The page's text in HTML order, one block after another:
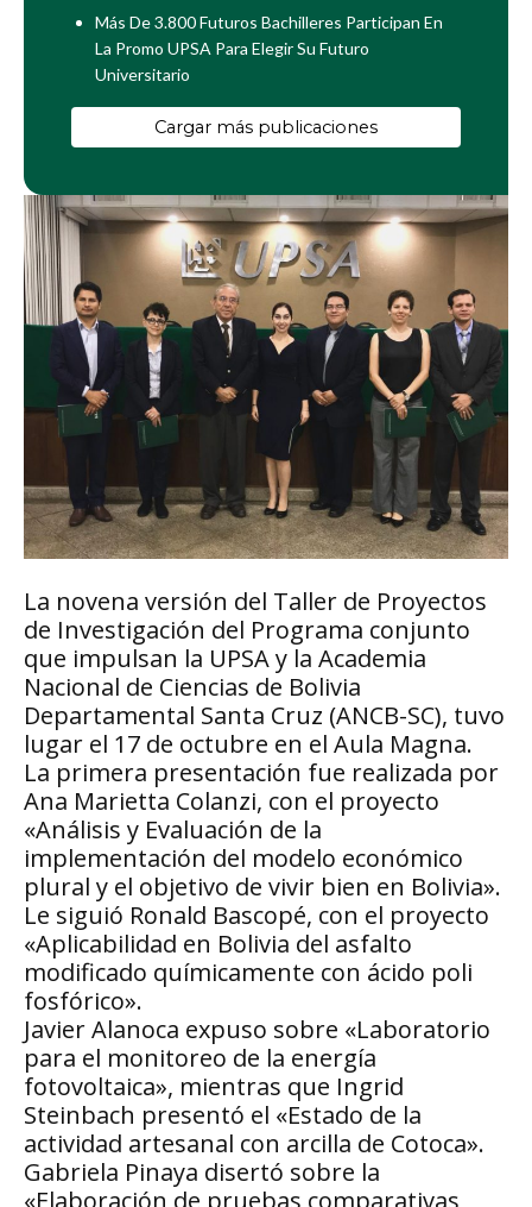
La novena versión del Taller de Proyectos
de Investigación del Programa conjunto
que impulsan la UPSA y la Academia
Nacional de Ciencias de Bolivia
Departamental Santa Cruz (ANCB-SC), tuvo
lugar el 17 de octubre en el Aula Magna.
La primera presentación fue realizada por
Ana Marietta Colanzi, con el proyecto
«Análisis y Evaluación de la
implementación del modelo económico
plural y el objetivo de vivir bien en Bolivia».
Le siguió Ronald Bascopé, con el proyecto
«Aplicabilidad en Bolivia del asfalto
modificado químicamente con ácido poli
fosfórico».
Javier Alanoca expuso sobre «Laboratorio
para el monitoreo de la energía
fotovoltaica», mientras que Ingrid
Steinbach presentó el «Estado de la
actividad artesanal con arcilla de Cotoca».
Gabriela Pinaya disertó sobre la
«Elaboración de pruebas comparativas
Más De 3.800 Futuros Bachilleres Participan En
La Promo UPSA Para Elegir Su Futuro
Universitario
Cargar más publicaciones